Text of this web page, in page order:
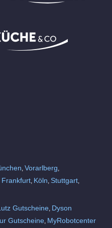
Vorarlberg
Frankfurt Köln Stuttgart
Gutscheine Dyson
Gutscheine MyRobotcenter